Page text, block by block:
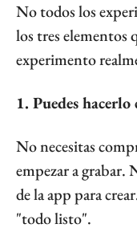
No todos los
los tres elementos
experimento
1. Puedes
No necesitas
empezar a grabar.
de la app para
"todo listo".